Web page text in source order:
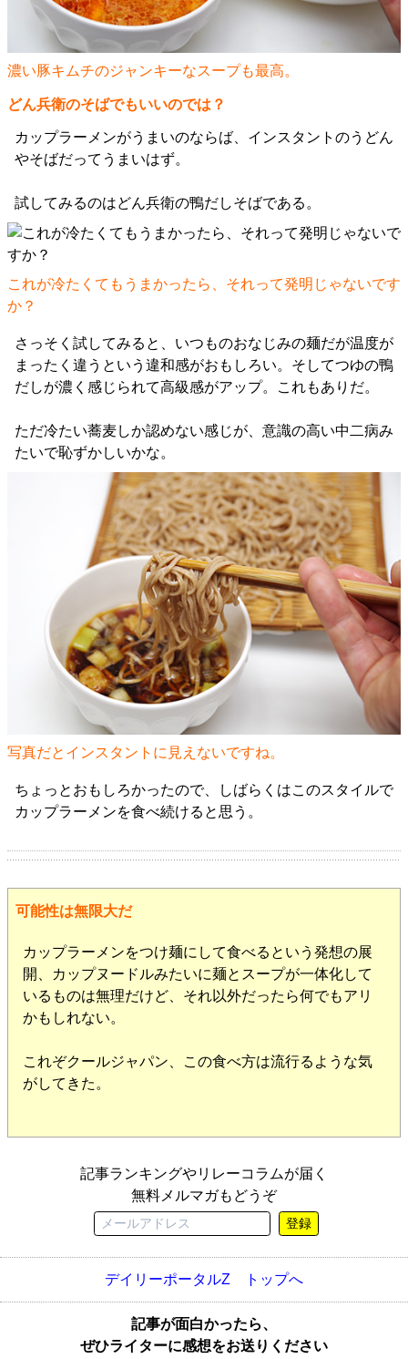
濃い豚キムチのジャンキーなスープも最高。
どん兵衛のそばでもいいのでは？
カップラーメンがうまいのならば、インスタントのうどん
やそばだってうまいはず。
試してみるのはどん兵衛の鴨だしそばである。
これが冷たくてもうまかったら、それって発明じゃないです
か？
さっそく試してみると、いつものおなじみの麺だが温度が
まったく違うという違和感がおもしろい。そしてつゆの鴨
だしが濃く感じられて高級感がアップ。これもありだ。
ただ冷たい蕎麦しか認めない感じが、意識の高い中二病み
たいで恥ずかしいかな。
写真だとインスタントに見えないですね。
ちょっとおもしろかったので、しばらくはこのスタイルで
カップラーメンを食べ続けると思う。
可能性は無限大だ
カップラーメンをつけ麺にして食べるという発想の展
開、カップヌードルみたいに麺とスープが一体化して
いるものは無理だけど、それ以外だったら何でもアリ
かもしれない。
これぞクールジャパン、この食べ方は流行るような気
がしてきた。
記事ランキングやリレーコラムが届く
無料メルマガもどうぞ
登録
デイリーポータルZ トップへ
記事が面白かったら、
ぜひライターに感想をお送りください